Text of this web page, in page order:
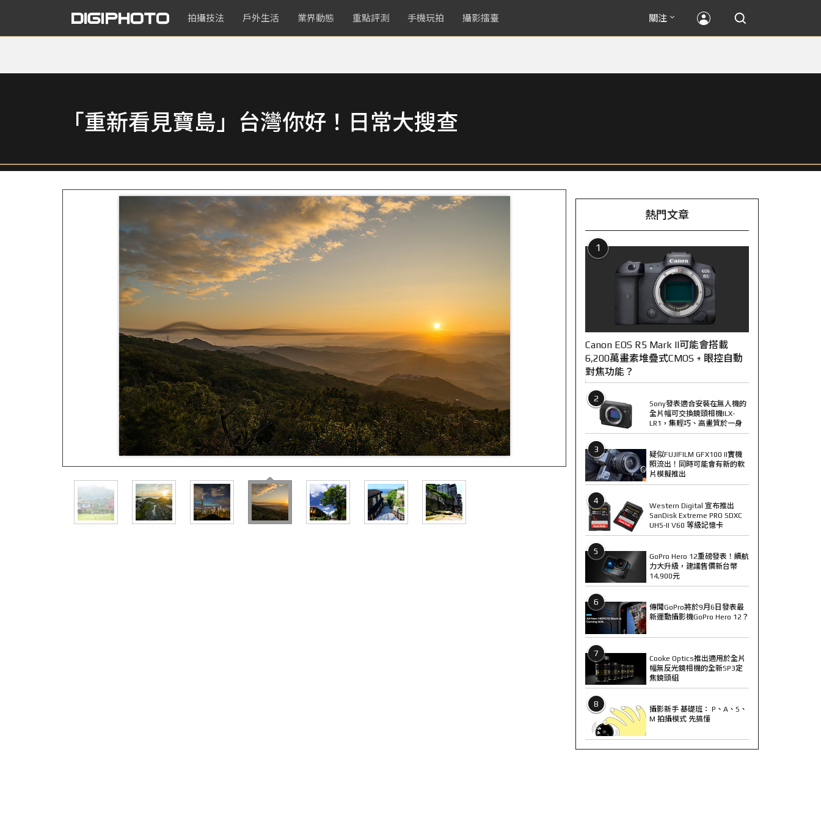
拍攝技法 戶外生活 業界動態 重點評測 手機玩拍 攝影擂臺 關注
「重新看見寶島」台灣你好！日常大搜查
熱門文章
1
Canon EOS R5 Mark II可能會搭載
6,200萬畫素堆疊式CMOS + 眼控自動
對焦功能？
2
Sony發表適合安裝在無人機的
全片幅可交換鏡頭相機ILX-
LR1，集輕巧、高畫質於一身
3
疑似FUJIFILM GFX100 II實機
照流出！同時可能會有新的軟
片模擬推出
4
Western Digital 宣布推出
SanDisk Extreme PRO SDXC
UHS-II V60 等級記憶卡
5
GoPro Hero 12重磅發表！續航
力大升級，建議售價新台幣
14,900元
6
傳聞GoPro將於9月6日發表最
新運動攝影機GoPro Hero 12？
7
Cooke Optics推出適用於全片
幅無反光鏡相機的全新SP3定
焦鏡頭組
8
攝影新手 基礎班： P、A、S、
M 拍攝模式 先搞懂